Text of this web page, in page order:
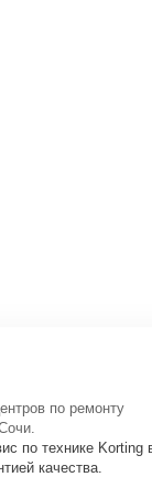
по ремонту
по технике
качества.